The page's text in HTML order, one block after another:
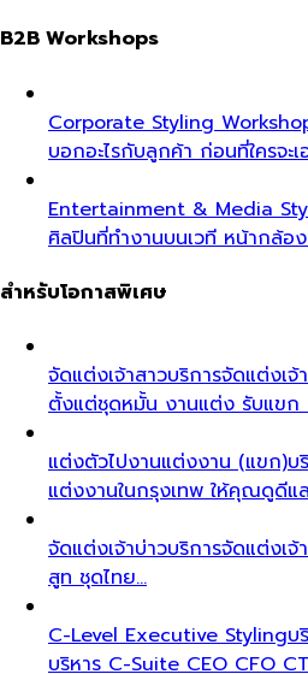
B2B Workshops
Corporate Styling
บอกอะไรกับลูกค้า ก่อนที่ใครจะ
Entertainment & Media
ศิลปินที่ทำงานบนเวที หน้ากล้อ
สำหรับโอกาสพิเศษ
จัดแต่งเจ้าสาวบริการจัดแต่งเจ้
ตั้งแต่ชุดหมั้น งานแต่ง รับแขก
แต่งตัวไปงานแต่งงาน (แขก)บ
แต่งงานในกรุงเทพ ให้คุณดูดีแล
จัดแต่งเจ้าบ่าวบริการจัดแต่งเจ้
สูท ชุดไทย…
C-Level Executive Stylingบ
บริหาร C-Suite CEO CFO